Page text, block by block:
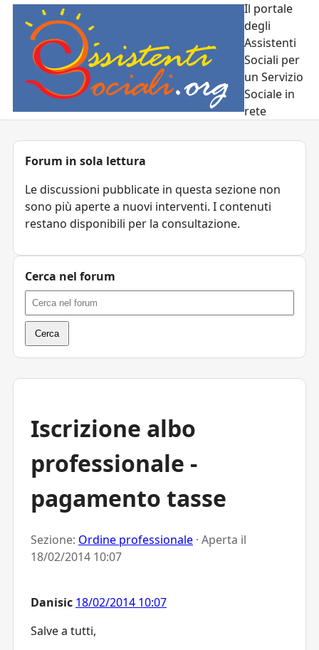
Il portale
degli
Assistenti
Sociali per
un Servizio
Sociale in
rete
Iscrizione albo
professionale -
pagamento tasse
Sezione: Ordine professionale · Aperta il
18/02/2014 10:07
Danisic 18/02/2014 10:07
Salve a tutti,
Forum in sola lettura
Le discussioni pubblicate in questa sezione non
sono più aperte a nuovi interventi. I contenuti
restano disponibili per la consultazione.
Cerca nel forum
Cerca